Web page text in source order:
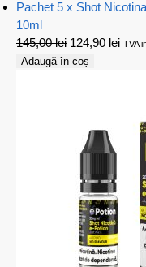
Pachet 5 x Shot
10ml
145,00lei 124,90 lei TVA
Adaugă în coș